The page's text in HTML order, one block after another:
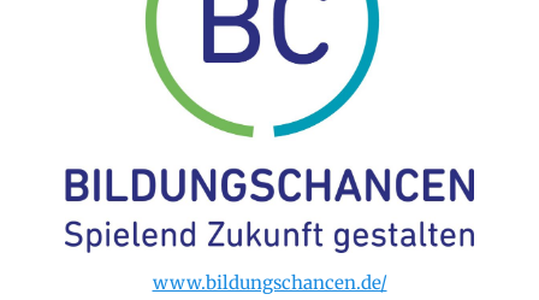
www.bildungschancen.de/